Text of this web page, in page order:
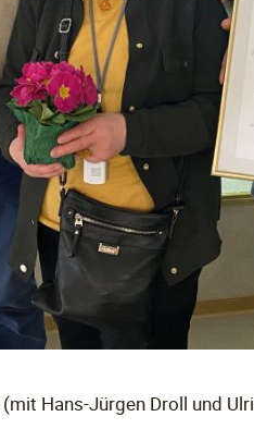
Hans-Jürgen Droll und